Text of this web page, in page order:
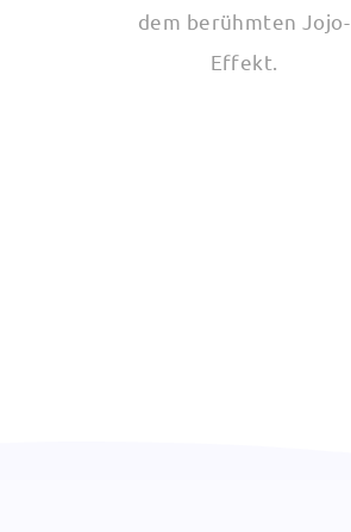
dem berühmten Jojo-
Effekt.